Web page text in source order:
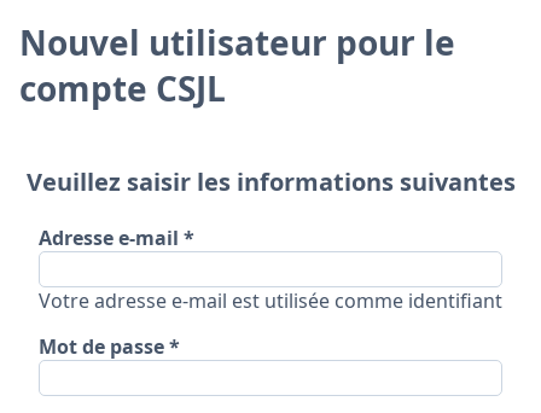
Nouvel utilisateur pour le
compte CSJL
Veuillez saisir les informations suivantes
Adresse e-mail
Votre adresse e-mail est utilisée comme identifiant
Mot de passe